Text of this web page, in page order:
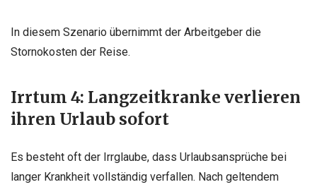
In diesem Szenario übernimmt der Arbeitgeber die
Stornokosten der Reise.
Irrtum 4: Langzeitkranke verlieren
ihren Urlaub sofort
Es besteht oft der Irrglaube, dass Urlaubsansprüche bei
langer Krankheit vollständig verfallen. Nach geltendem